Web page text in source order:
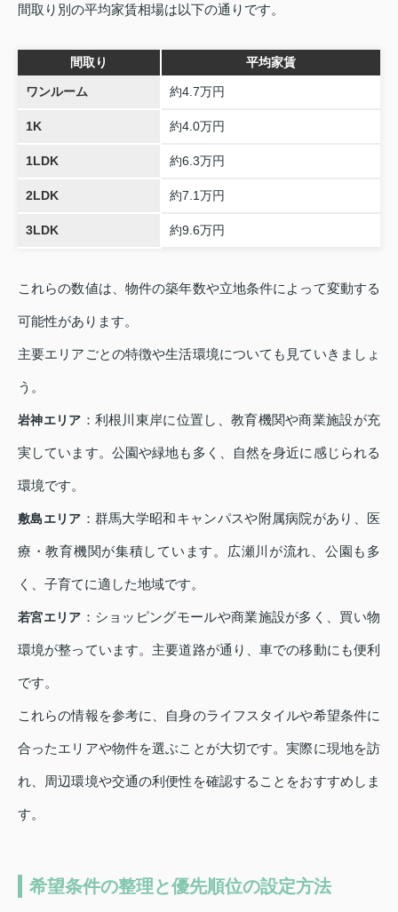
間取り別の平均家賃相場は以下の通りです。
間取り 平均家賃
ワンルーム 約4.7万円
1K 約4.0万円
1LDK 約6.3万円
2LDK 約7.1万円
3LDK 約9.6万円
これらの数値は、物件の築年数や立地条件によって変動する
可能性があります。
主要エリアごとの特徴や生活環境についても見ていきましょ
う。
岩神エリア ：利根川東岸に位置し、教育機関や商業施設が充
実しています。公園や緑地も多く、自然を身近に感じられる
環境です。
敷島エリア ：群馬大学昭和キャンパスや附属病院があり、医
療・教育機関が集積しています。広瀬川が流れ、公園も多
く、子育てに適した地域です。
若宮エリア ：ショッピングモールや商業施設が多く、買い物
環境が整っています。主要道路が通り、車での移動にも便利
です。
これらの情報を参考に、自身のライフスタイルや希望条件に
合ったエリアや物件を選ぶことが大切です。実際に現地を訪
れ、周辺環境や交通の利便性を確認することをおすすめしま
す。
希望条件の整理と優先順位の設定方法